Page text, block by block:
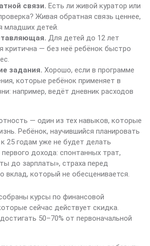
связи. Есть ли живой куратор или
Живая обратная связь ценнее,
младших детей.
Для детей до 12 лет
критична — без неё ребёнок быстро
задания. Хорошо, если в программе
которые ребёнок применяет в
например, ведёт дневник расходов
— один из тех навыков, которые
Ребёнок, научившийся планировать
25 годам уже не будет делать
дохода: спонтанных трат,
до зарплаты», страха перед
вклад, который не обесценивается.
курсы по финансовой
сейчас действует скидка.
50–70% от первоначальной